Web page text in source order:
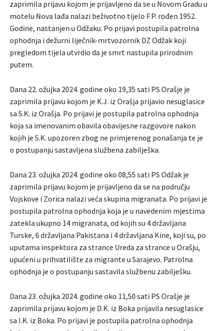
zaprimila prijavu kojom je prijavljeno da se u Novom Gradu u
motelu Nova lađa nalazi beživotno tijelo F.P. rođen 1952.
Godine, nastanjen u Odžaku. Po prijavi postupila patrolna
ophodnja i dežurni liječnik-mrtvozornik DZ Odžak koji
pregledom tijela utvrdio da je smrt nastupila prirodnim
putem.
Dana 22. ožujka 2024. godine oko 19,35 sati PS Orašje je
zaprimila prijavu kojom je K.J. iz Orašja prijavio nesuglasice
sa S.K. iz Orašja. Po prijavi je postupila patrolna ophodnja
koja sa imenovanim obavila obavijesne razgovore nakon
kojih je S.K. upozoren zbog ne primjerenog ponašanja te je
o postupanju sastavljena službena zabilješka.
Dana 23. ožujka 2024. godine oko 08,55 sati PS Odžak je
zaprimila prijavu kojom je prijavljeno da se na području
Vojskove i Zorica nalazi veća skupina migranata. Po prijavi je
postupila patrolna ophodnja koja je u navedenim mjestima
zatekla ukupno 14 migranata, od kojih su 4 državljana
Turske, 6 državljana Pakistana i 4 državljana Kine, koji su, po
uputama inspektora za strance Ureda za strance u Orašju,
upućeni u prihvatilište za migrante u Sarajevo. Patrolna
ophodnja je o postupanju sastavila službenu zabilješku.
Dana 23. ožujka 2024. godine oko 11,50 sati PS Orašje je
zaprimila prijavu kojom je D.K. iz Boka prijavila nesuglasice
sa I.K. iz Boka. Po prijavi je postupila patrolna ophodnja